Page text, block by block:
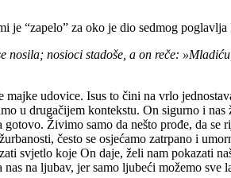
“zapelo” za oko je dio sedmog
nosioci stadoše, a on reče:
udovice. Isus to čini na vrlo
u drugačijem kontekstu. On sigurno i
Živimo samo da nešto prođe, da
često se osjećamo zatrpano i
svjetlo koje On daje, želi nam pokazati
na ljubav, jer samo ljubeći možemo